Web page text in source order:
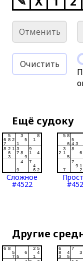
Отменить
Очистить
Ещё судоку
Сложное
#4522
Другие